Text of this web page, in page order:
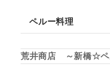
ペルー料理
荒井商店 ～新橋☆ペ